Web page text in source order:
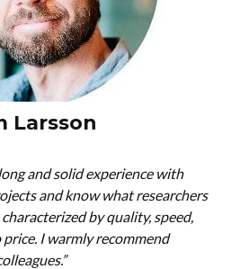
Larsson
and solid experience with
and know what researchers
by quality, speed,
I warmly recommend